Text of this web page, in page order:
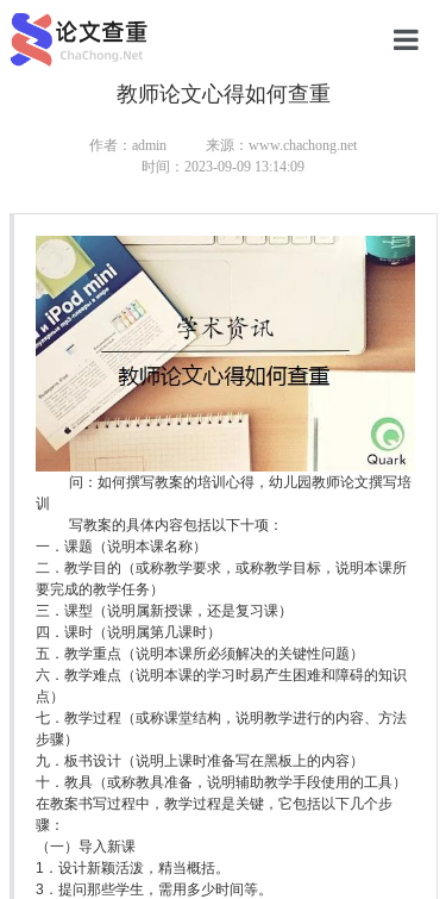
本科论文
硕士论文
博士论文
教师论文心得如何查重
作者：admin
来源：www.chachong.net
时间：2023-09-09 13:14:09
问：如何撰写教案的培训心得，幼儿园教师论文撰写培
训
写教案的具体内容包括以下十项：
一．课题（说明本课名称）
二．教学目的（或称教学要求，或称教学目标，说明本课所
要完成的教学任务）
三．课型（说明属新授课，还是复习课）
四．课时（说明属第几课时）
五．教学重点（说明本课所必须解决的关键性问题）
六．教学难点（说明本课的学习时易产生困难和障碍的知识
点）
七．教学过程（或称课堂结构，说明教学进行的内容、方法
步骤）
九．板书设计（说明上课时准备写在黑板上的内容）
十．教具（或称教具准备，说明辅助教学手段使用的工具）
在教案书写过程中，教学过程是关键，它包括以下几个步
骤：
（一）导入新课
1．设计新颖活泼，精当概括。
3．提问那些学生，需用多少时间等。